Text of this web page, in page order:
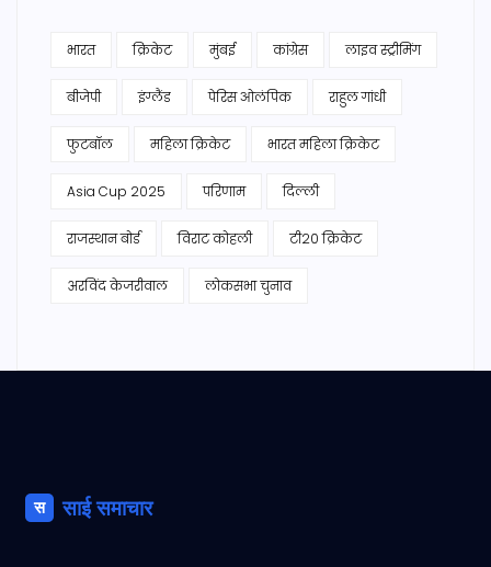
भारत क्रिकेट मुंबई कांग्रेस लाइव स्ट्रीमिंग
बीजेपी इंग्लैंड पेरिस ओलंपिक राहुल गांधी
फुटबॉल महिला क्रिकेट भारत महिला क्रिकेट
Asia Cup 2025 परिणाम दिल्ली
राजस्थान बोर्ड विराट कोहली टी20 क्रिकेट
अरविंद केजरीवाल लोकसभा चुनाव